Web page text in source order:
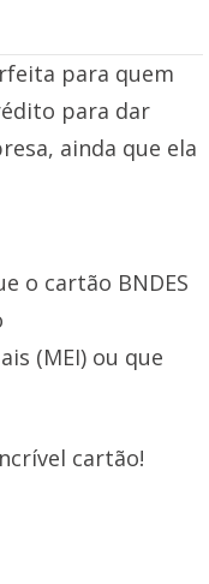
para quem
para dar
ainda que ela
o cartão BNDES
(MEI) ou que
cartão!